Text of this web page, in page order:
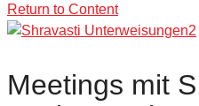
Return to Content
Meetings mit